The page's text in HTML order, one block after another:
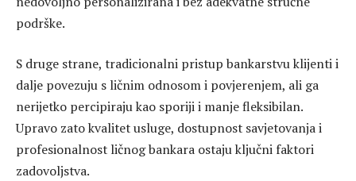
podrške.
S druge strane, tradicionalni pristup bankarstvu klijenti i
dalje povezuju s ličnim odnosom i povjerenjem, ali ga
nerijetko percipiraju kao sporiji i manje fleksibilan.
Upravo zato kvalitet usluge, dostupnost savjetovanja i
profesionalnost ličnog bankara ostaju ključni faktori
zadovoljstva.